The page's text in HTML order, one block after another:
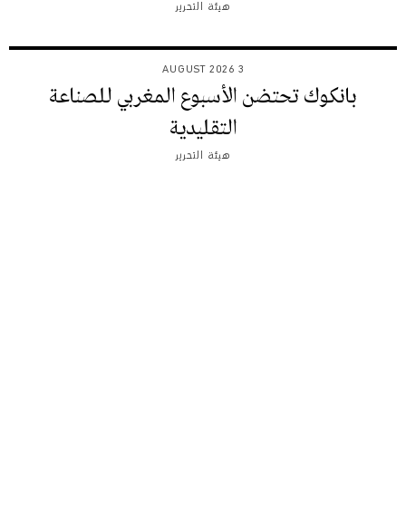
هيئة التحرير
3 AUGUST 2026
بانكوك تحتضن الأسبوع المغربي للصناعة
التقليدية
هيئة التحرير